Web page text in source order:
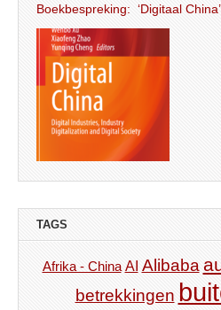
Boekbespreking: ‘Digitaal China’
TAGS
Afrika - China AI Alibaba
betrekkingen